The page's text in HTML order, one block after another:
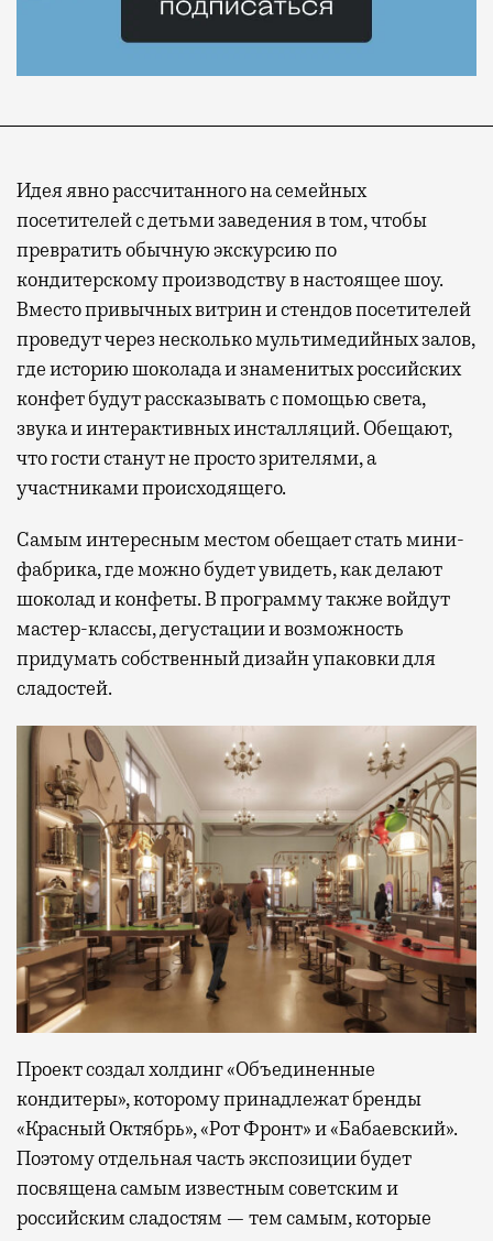
Идея явно рассчитанного на семейных
посетителей с детьми заведения в том, чтобы
превратить обычную экскурсию по
кондитерскому производству в настоящее шоу.
Вместо привычных витрин и стендов посетителей
проведут через несколько мультимедийных залов,
где историю шоколада и знаменитых российских
конфет будут рассказывать с помощью света,
звука и интерактивных инсталляций. Обещают,
что гости станут не просто зрителями, а
участниками происходящего.
Самым интересным местом обещает стать мини-
фабрика, где можно будет увидеть, как делают
шоколад и конфеты. В программу также войдут
мастер-классы, дегустации и возможность
придумать собственный дизайн упаковки для
сладостей.
Проект создал холдинг «Объединенные
кондитеры», которому принадлежат бренды
«Красный Октябрь», «Рот Фронт» и «Бабаевский».
Поэтому отдельная часть экспозиции будет
посвящена самым известным советским и
российским сладостям — тем самым, которые